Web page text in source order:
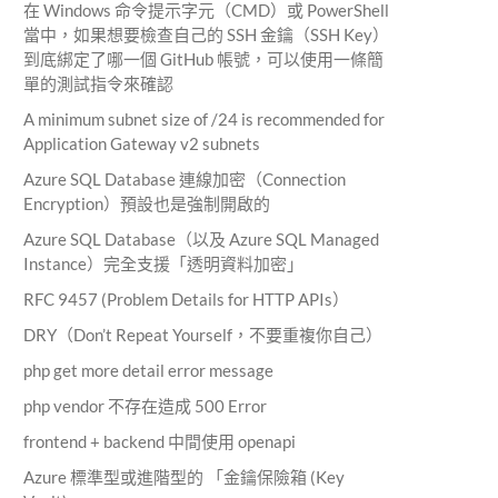
在 Windows 命令提示字元（CMD）或 PowerShell
當中，如果想要檢查自己的 SSH 金鑰（SSH Key）
到底綁定了哪一個 GitHub 帳號，可以使用一條簡
單的測試指令來確認
A minimum subnet size of /24 is recommended for
Application Gateway v2 subnets
Azure SQL Database 連線加密（Connection
Encryption）預設也是強制開啟的
Azure SQL Database（以及 Azure SQL Managed
Instance）完全支援「透明資料加密」
RFC 9457 (Problem Details for HTTP APIs）
DRY（Don’t Repeat Yourself，不要重複你自己）
php get more detail error message
php vendor 不存在造成 500 Error
frontend + backend 中間使用 openapi
Azure 標準型或進階型的 「金鑰保險箱 (Key